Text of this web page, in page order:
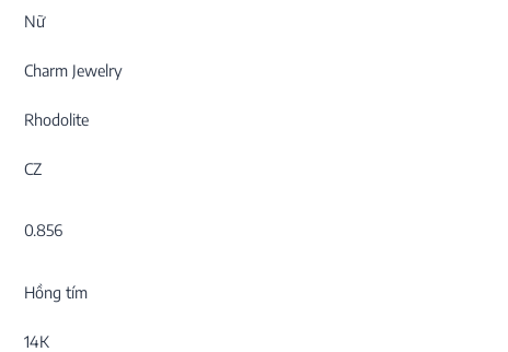
Nữ
Charm Jewelry
Rhodolite
CZ
0.856
Hồng tím
14K